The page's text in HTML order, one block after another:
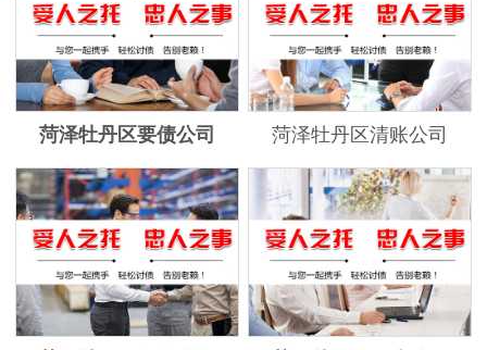
菏泽牡丹区要债公司 菏泽牡丹区清账公司